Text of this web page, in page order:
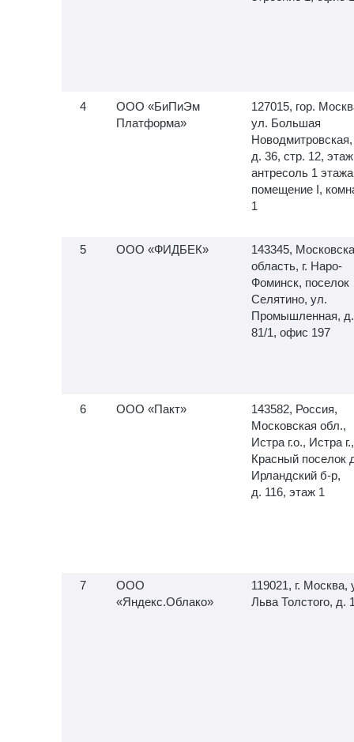
ООО «БиПиЭм
Платформа»
127015, гор.
ул. Большая
Новодмитровская,
д. 36, стр. 12, этаж
антресоль 1
помещение I,
1
ООО «ФИДБЕК»
143345,
область, г. Наро-
Фоминск, поселок
Селятино, ул.
Промышленная, д.
81/1, офис 197
ООО «Пакт»
143582, Россия,
Московская обл.,
Истра г.о., Истра г.,
Красный поселок
Ирландский б-р,
д. 116, этаж 1
ООО
«Яндекс.Облако»
119021, г. Москва,
Льва Толстого, д.